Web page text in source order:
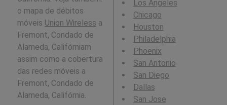
o mapa de débitos
móveis Union Wireless a
Fremont, Condado de
Alameda, Califórniam
assim como a cobertura
das redes móveis a
Fremont, Condado de
Alameda, Califórnia.
Los Angeles
Chicago
Houston
Philadelphia
Phoenix
San Antonio
San Diego
Dallas
San Jose